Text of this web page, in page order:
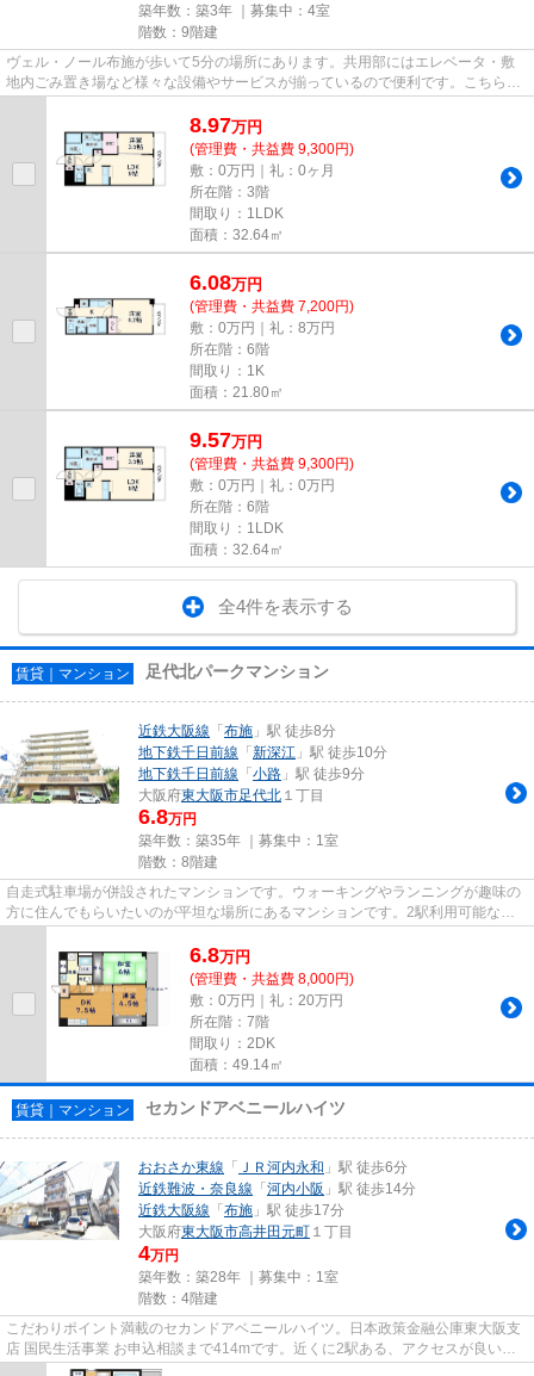
築年数：築3年 ｜募集中： 4室
階数：9階建
ヴェル・ノール布施が歩いて5分の場所にあります。共用部にはエレベータ・敷
地内ごみ置き場など様々な設備やサービスが揃っているので便利です。こちらは
マンションタイプになります。...
8.97万円
(管理費・共益費 9,300円)
敷：0万円｜礼：0ヶ月
所在階：3階
間取り：1LDK
面積：32.64㎡
6.08万円
(管理費・共益費 7,200円)
敷：0万円｜礼：8万円
所在階：6階
間取り：1K
面積：21.80㎡
9.57万円
(管理費・共益費 9,300円)
敷：0万円｜礼：0万円
所在階：6階
間取り：1LDK
面積：32.64㎡
全4件を表示する
賃貸｜マンション 足代北パークマンション
近鉄大阪線 「布施 」駅 徒歩8分
地下鉄千日前線 「新深江 」駅 徒歩10分
地下鉄千日前線 「小路 」駅 徒歩9分
大阪府東大阪市足代北 １丁目
6.8万円
築年数：築35年 ｜募集中： 1室
階数：8階建
自走式駐車場が併設されたマンションです。ウォーキングやランニングが趣味の
方に住んでもらいたいのが平坦な場所にあるマンションです。2駅利用可能なア
クセスの良いマンションです。...
6.8万円
(管理費・共益費 8,000円)
敷：0万円｜礼：20万円
所在階：7階
間取り：2DK
面積：49.14㎡
賃貸｜マンション セカンドアベニールハイツ
おおさか東線 「 ＪＲ河内永和 」駅 徒歩6分
近鉄難波・奈良線 「河内小阪 」駅 徒歩14分
近鉄大阪線 「布施 」駅 徒歩17分
大阪府東大阪市高井田元町 １丁目
4万円
築年数：築28年 ｜募集中： 1室
階数：4階建
こだわりポイント満載のセカンドアベニールハイツ。日本政策金融公庫東大阪支
店 国民生活事業 お申込相談まで414mです。近くに2駅ある、アクセスが良い物
件です。眺望良好な物件はこち...